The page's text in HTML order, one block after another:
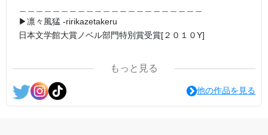
＜著者: #小説 #絵本 #挿画 作成＞ 凛々風 猛-リリカゼタケル
日本語版: https://amzn.asia/d/8oNk92Q
英語版: https://amzn.asia/d/gDGn5nK
SUZURI ▶︎https://suzuri.jp/ririkazetakeru
UP-T ▶︎up-t.jp/creator/66b9c067ae64e
#小説 [刺すように燃えるような眼差しは] -Version1.
挿画&グッズカタログ <デザイン画集:BEST版>
▶︎凛々風猛 -ririkazetakeru
日本文学館大賞ノベル部門特別賞受賞[２０１０Y]
<作品情報:配信中.> -Thank you for your time.
＿＿＿＿＿＿＿＿＿＿＿＿＿＿＿＿＿＿＿＿＿＿
もっと見る
他の作品を見る